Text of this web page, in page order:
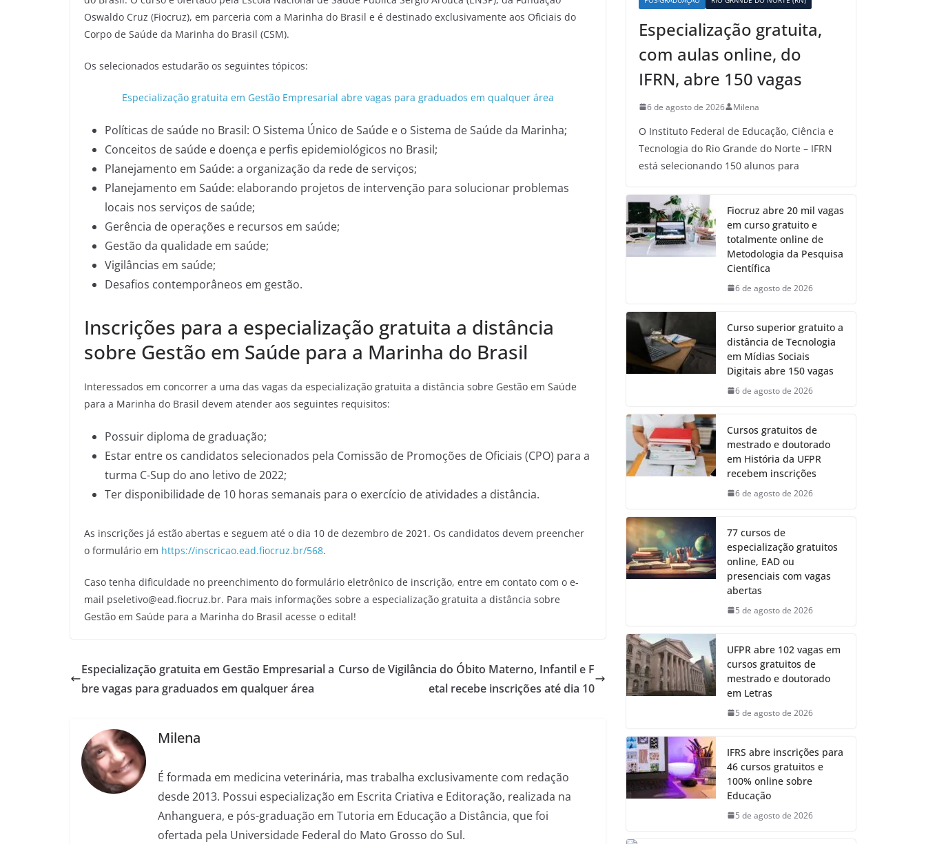
Oswaldo Cruz (Fiocruz), em parceria com a Marinha do Brasil e é destinado exclusivamente aos Oficiais do
Corpo de Saúde da Marinha do Brasil (CSM).
Os selecionados estudarão os seguintes tópicos:
Especialização gratuita em Gestão Empresarial abre vagas para graduados em qualquer área
Políticas de saúde no Brasil: O Sistema Único de Saúde e o Sistema de Saúde da Marinha;
Conceitos de saúde e doença e perfis epidemiológicos no Brasil;
Planejamento em Saúde: a organização da rede de serviços;
Planejamento em Saúde: elaborando projetos de intervenção para solucionar problemas
locais nos serviços de saúde;
Gerência de operações e recursos em saúde;
Gestão da qualidade em saúde;
Vigilâncias em saúde;
Desafios contemporâneos em gestão.
Inscrições para a especialização gratuita a distância
sobre Gestão em Saúde para a Marinha do Brasil
Interessados em concorrer a uma das vagas da especialização gratuita a distância sobre Gestão em Saúde
para a Marinha do Brasil devem atender aos seguintes requisitos:
Possuir diploma de graduação;
Estar entre os candidatos selecionados pela Comissão de Promoções de Oficiais (CPO) para a
turma C-Sup do ano letivo de 2022;
Ter disponibilidade de 10 horas semanais para o exercício de atividades a distância.
As inscrições já estão abertas e seguem até o dia 10 de dezembro de 2021. Os candidatos devem preencher
o formulário em https://inscricao.ead.fiocruz.br/568.
Caso tenha dificuldade no preenchimento do formulário eletrônico de inscrição, entre em contato com o e-
mail pseletivo@ead.fiocruz.br. Para mais informações sobre a especialização gratuita a distância sobre
Gestão em Saúde para a Marinha do Brasil acesse o edital!
Especialização gratuita em Gestão Empresarial a
bre vagas para graduados em qualquer área
Curso de Vigilância do Óbito Materno, Infantil e F
etal recebe inscrições até dia 10
Milena
É formada em medicina veterinária, mas trabalha exclusivamente com redação
desde 2013. Possui especialização em Escrita Criativa e Editoração, realizada na
Anhanguera, e pós-graduação em Tutoria em Educação a Distância, que foi
ofertada pela Universidade Federal do Mato Grosso do Sul.
Especialização gratuita,
com aulas online, do
IFRN, abre 150 vagas
6 de agosto de 2026 Milena
O Instituto Federal de Educação, Ciência e
Tecnologia do Rio Grande do Norte – IFRN
está selecionando 150 alunos para
Fiocruz abre 20 mil vagas
em curso gratuito e
totalmente online de
Metodologia da Pesquisa
Científica
6 de agosto de 2026
Curso superior gratuito a
distância de Tecnologia
em Mídias Sociais
Digitais abre 150 vagas
6 de agosto de 2026
Cursos gratuitos de
mestrado e doutorado
em História da UFPR
recebem inscrições
6 de agosto de 2026
77 cursos de
especialização gratuitos
online, EAD ou
presenciais com vagas
abertas
5 de agosto de 2026
UFPR abre 102 vagas em
cursos gratuitos de
mestrado e doutorado
em Letras
5 de agosto de 2026
IFRS abre inscrições para
46 cursos gratuitos e
100% online sobre
Educação
5 de agosto de 2026